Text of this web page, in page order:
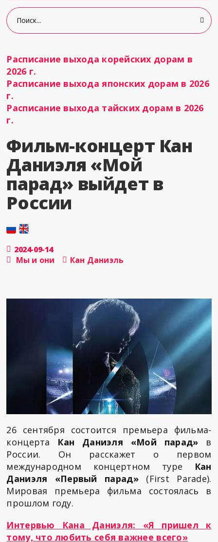
Расписание выхода корейских дорам в
2026 г.
Расписание выхода японских дорам в 2026
г.
Расписание выхода тайских дорам в 2026
г.
Фильм-концерт Кан
Даниэля «Мой
парад» выйдет в
России
2024-09-14
Мы и они
Кан Даниэль
26 сентября состоится премьера фильма-
концерта Кан Даниэля «Мой парад» в
России. Он расскажет о первом
международном концертном туре Кан
Даниэля «Первый парад»(First Parade).
Мировая премьера фильма состоялась в
прошлом году.
Интервью Кана Даниэля: «Я пришел к
тому, что любить себя важнее всего»